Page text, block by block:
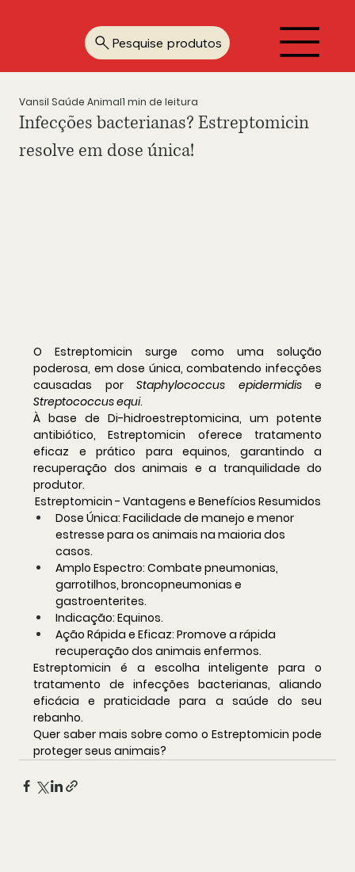
Pesquise produtos
Infecções bacterianas? Estreptomicin
resolve em dose única!
Vansil Saúde Animal1 min de leitura
O Estreptomicin surge como uma solução
poderosa, em dose única, combatendo infecções
causadas por Staphylococcus epidermidis
Streptococcus equi.
À base de Di-hidroestreptomicina, um potente
antibiótico, Estreptomicin oferece tratamento
eficaz e prático para equinos, garantindo a
recuperação dos animais e a tranquilidade do
produtor.
Estreptomicin - Vantagens e Benefícios Resumidos
Dose Única: Facilidade de manejo e menor
estresse para os animais na maioria dos
casos.
Amplo Espectro: Combate pneumonias,
garrotilhos, broncopneumonias e
gastroenterites.
Indicação: Equinos.
Ação Rápida e Eficaz: Promove a rápida
recuperação dos animais enfermos.
Estreptomicin é a escolha inteligente para o
tratamento de infecções bacterianas, aliando
eficácia e praticidade para a saúde do seu
rebanho.
Quer saber mais sobre como o Estreptomicin pode
proteger seus animais?